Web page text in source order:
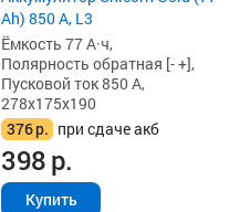
Ah) 850 А, L3
Ёмкость 77 А·ч,
Полярность обратная [- +],
Пусковой ток 850 А,
278x175x190
376р. при сдаче акб
398р.
Купить